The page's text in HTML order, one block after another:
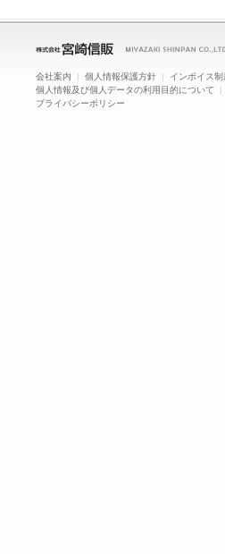
会社案内 | 個人情報保護方針 | インボイス
個人情報及び個人データの利用目的について |
プライバシーポリシー